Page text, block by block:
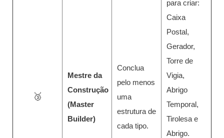
🥉
Mestre da
Construção
(Master
Builder)
Conclua
pelo menos
uma
estrutura de
cada tipo.
para criar:
Caixa
Postal,
Gerador,
Torre de
Vigia,
Abrigo
Temporal,
Tirolesa e
Abrigo.